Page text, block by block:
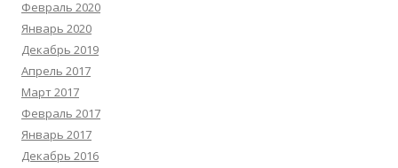
Февраль 2020
Январь 2020
Декабрь 2019
Апрель 2017
Март 2017
Февраль 2017
Январь 2017
Декабрь 2016